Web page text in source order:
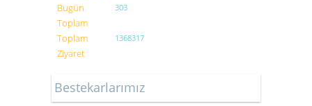
Bugün
Toplam
303
Toplam
Ziyaret
1368317
Bestekarlarımız